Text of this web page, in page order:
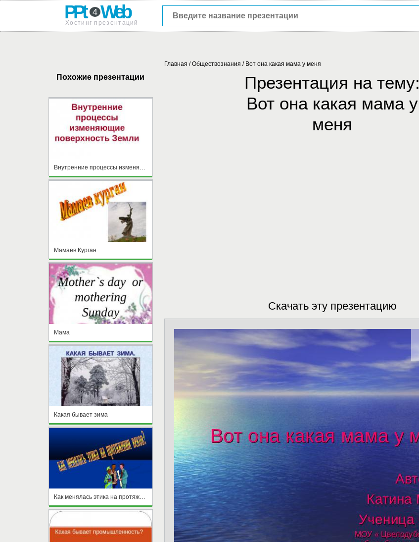
PPt 4 Web
Хостинг презентаций
Похожие презентации
Внутренние процессы изменяющие поверхность Земли
Мамаев Курган
Мама
Какая бывает зима
Как менялась этика на протяжении веков?
Главная /Обществознания / Вот она какая мама у меня
Презентация на тему:
Вот она какая мама у
меня
Скачать эту презентацию